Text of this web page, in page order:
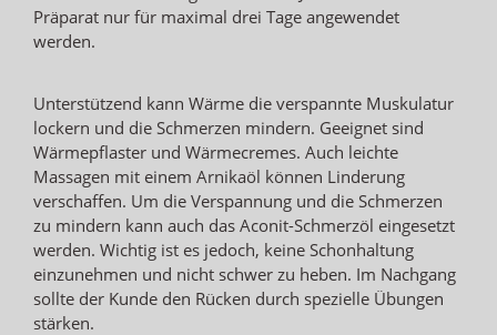
Präparat nur für maximal drei Tage angewendet
werden.
Unterstützend kann Wärme die verspannte Muskulatur
lockern und die Schmerzen mindern. Geeignet sind
Wärmepflaster und Wärmecremes. Auch leichte
Massagen mit einem Arnikaöl können Linderung
verschaffen. Um die Verspannung und die Schmerzen
zu mindern kann auch das Aconit-Schmerzöl eingesetzt
werden. Wichtig ist es jedoch, keine Schonhaltung
einzunehmen und nicht schwer zu heben. Im Nachgang
sollte der Kunde den Rücken durch spezielle Übungen
stärken.